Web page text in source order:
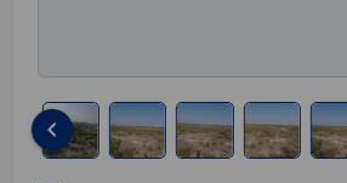
keyboard_arrow_left